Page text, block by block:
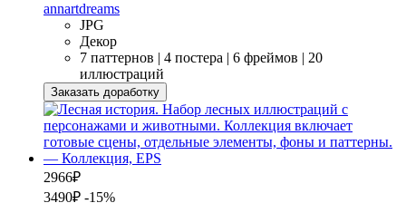
annartdreams
JPG
Декор
7 паттернов | 4 постера | 6 фреймов | 20
иллюстраций
Заказать доработку
2966₽
3490₽ -15%